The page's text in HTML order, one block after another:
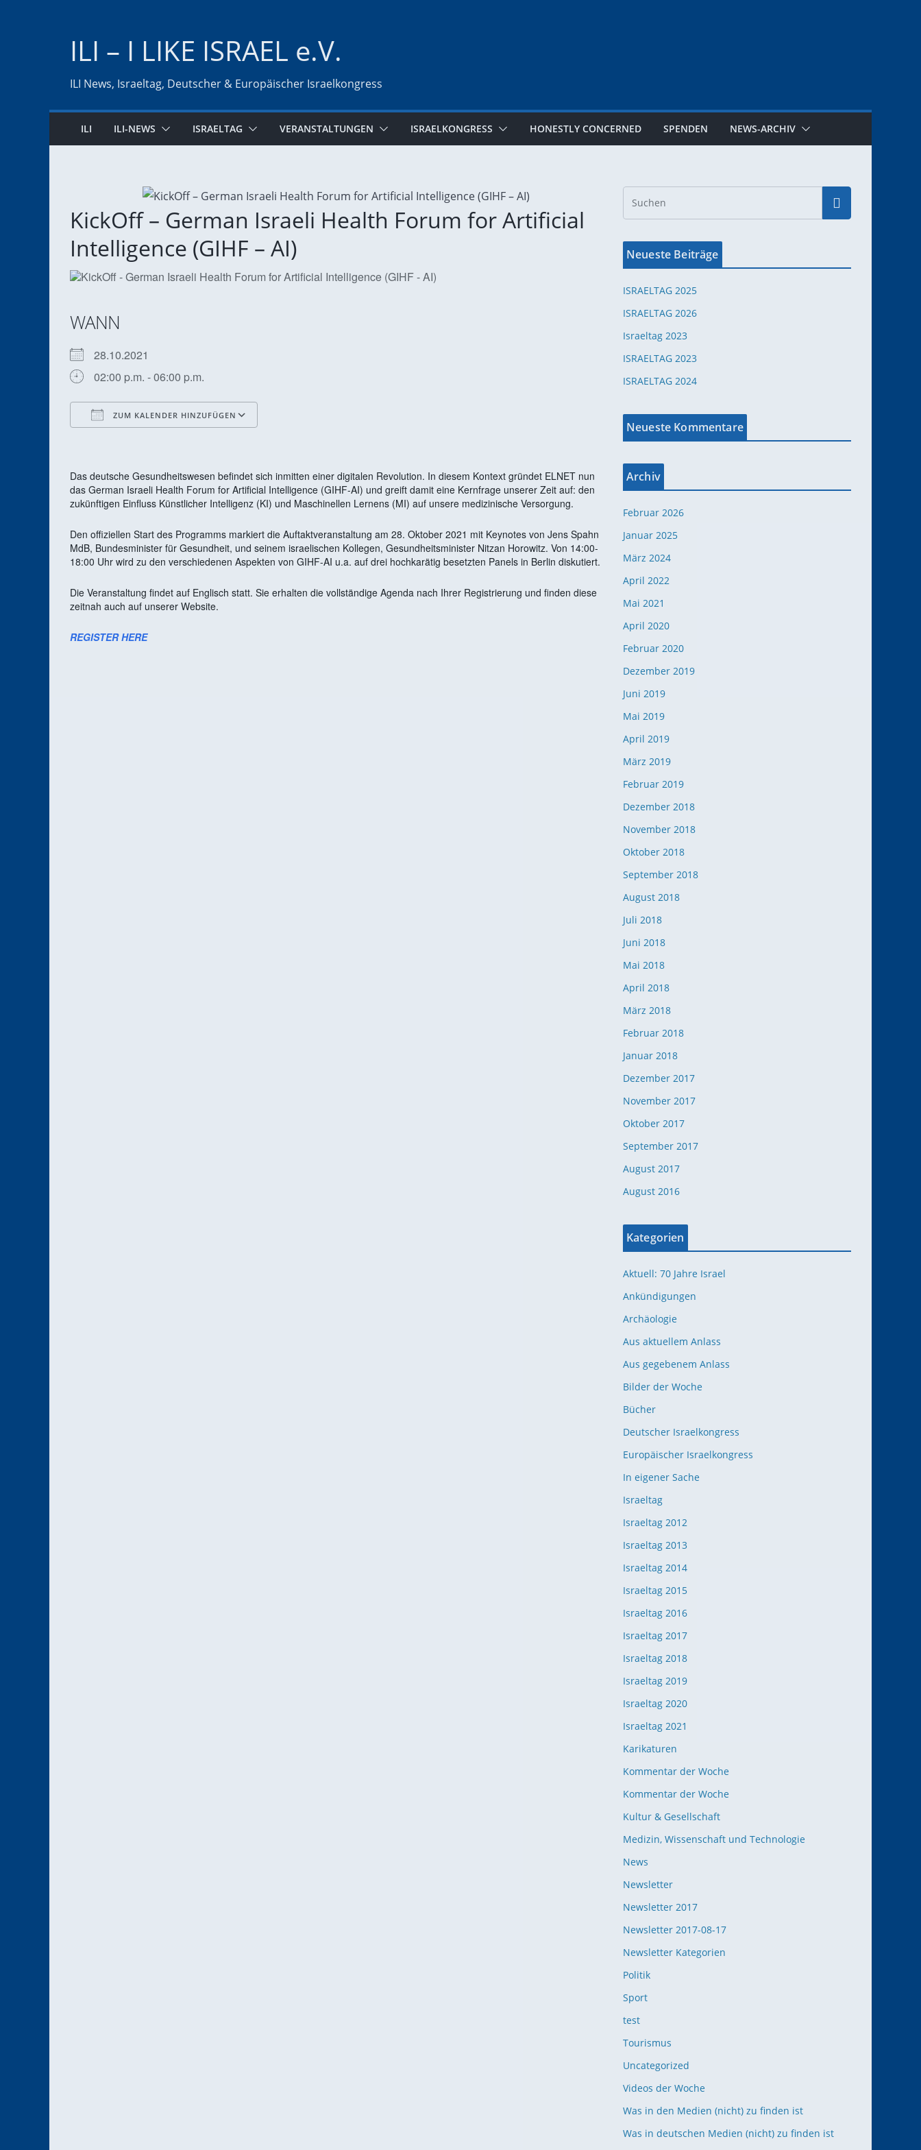
ILI – I LIKE ISRAEL e.V.
ILI News, Israeltag, Deutscher & Europäischer Israelkongress
ILI ILI-NEWS ISRAELTAG VERANSTALTUNGEN ISRAELKONGRESS HONESTLY CONCERNED SPENDEN NEWS-ARCHIV
KickOff – German Israeli Health Forum for Artificial
Intelligence (GIHF – AI)
WANN
28.10.2021
02:00 p.m. - 06:00 p.m.
ZUM KALENDER HINZUFÜGEN
Office 365 Outlook Live
Das deutsche Gesundheitswesen befindet sich inmitten einer digitalen Revolution. In diesem Kontext gründet ELNET nun
das German Israeli Health Forum for Artificial Intelligence (GIHF-AI) und greift damit eine Kernfrage unserer Zeit auf: den
zukünftigen Einfluss Künstlicher Intelligenz (KI) und Maschinellen Lernens (MI) auf unsere medizinische Versorgung.
Den offiziellen Start des Programms markiert die Auftaktveranstaltung am 28. Oktober 2021 mit Keynotes von Jens Spahn
MdB, Bundesminister für Gesundheit, und seinem israelischen Kollegen, Gesundheitsminister Nitzan Horowitz. Von 14:00-
18:00 Uhr wird zu den verschiedenen Aspekten von GIHF-AI u.a. auf drei hochkarätig besetzten Panels in Berlin diskutiert.
Die Veranstaltung findet auf Englisch statt. Sie erhalten die vollständige Agenda nach Ihrer Registrierung und finden diese
zeitnah auch auf unserer Website.
REGISTER HERE
Neueste Beiträge
ISRAELTAG 2025
ISRAELTAG 2026
Israeltag 2023
ISRAELTAG 2023
ISRAELTAG 2024
Neueste Kommentare
Archiv
Februar 2026
Januar 2025
März 2024
April 2022
Mai 2021
April 2020
Februar 2020
Dezember 2019
Juni 2019
Mai 2019
April 2019
März 2019
Februar 2019
Dezember 2018
November 2018
Oktober 2018
September 2018
August 2018
Juli 2018
Juni 2018
Mai 2018
April 2018
März 2018
Februar 2018
Januar 2018
Dezember 2017
November 2017
Oktober 2017
September 2017
August 2017
August 2016
Kategorien
Aktuell: 70 Jahre Israel
Ankündigungen
Archäologie
Aus aktuellem Anlass
Aus gegebenem Anlass
Bilder der Woche
Bücher
Deutscher Israelkongress
Europäischer Israelkongress
In eigener Sache
Israeltag
Israeltag 2012
Israeltag 2013
Israeltag 2014
Israeltag 2015
Israeltag 2016
Israeltag 2017
Israeltag 2018
Israeltag 2019
Israeltag 2020
Israeltag 2021
Karikaturen
Kommentar der Woche
Kommentar der Woche
Kultur & Gesellschaft
Medizin, Wissenschaft und Technologie
News
Newsletter
Newsletter 2017
Newsletter 2017-08-17
Newsletter Kategorien
Politik
Sport
test
Tourismus
Uncategorized
Videos der Woche
Was in den Medien (nicht) zu finden ist
Was in deutschen Medien (nicht) zu finden ist